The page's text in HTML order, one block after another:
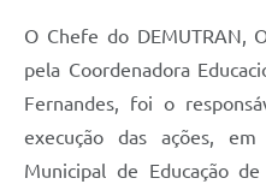
O Chefe do DEMUTRAN,
pela Coordenadora
Fernandes, foi o
execução das ações,
Municipal de Educação